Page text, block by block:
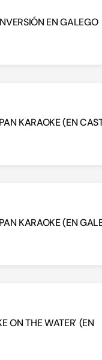
EN GALEGO
KARAOKE (EN
KARAOKE (EN
ON THE WATER' (EN